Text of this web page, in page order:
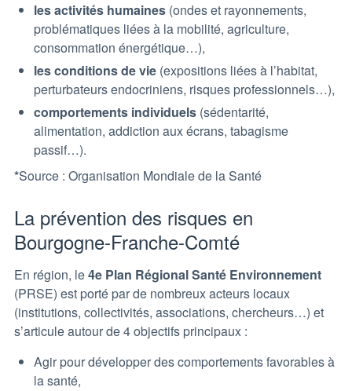
les activités humaines(ondes et rayonnements,
problématiques liées à la mobilité, agriculture,
consommation énergétique…),
les conditions de vie(expositions liées à l’habitat,
perturbateurs endocriniens, risques professionnels…),
comportements individuels(sédentarité,
alimentation, addiction aux écrans, tabagisme
passif…).
*Source : Organisation Mondiale de la Santé
La prévention des risques en
Bourgogne-Franche-Comté
En région, le4e Plan Régional Santé Environnement
(PRSE) est porté par de nombreux acteurs locaux
(institutions, collectivités, associations, chercheurs…) et
s’articule autour de 4 objectifs principaux :
Agir pour développer des comportements favorables à
la santé,